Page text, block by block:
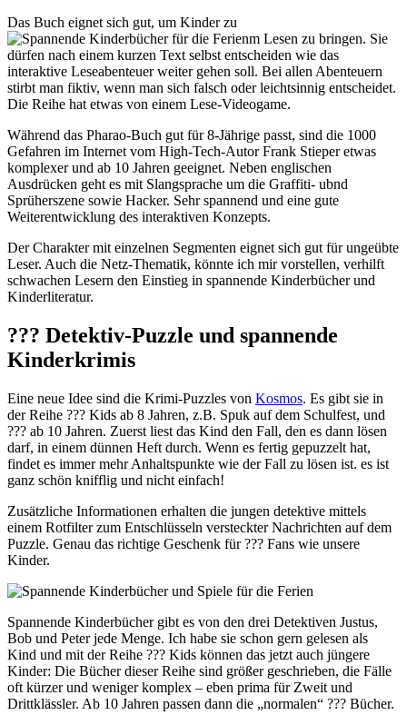
Das Buch eignet sich gut, um Kinder zu
m Lesen zu bringen. Sie
dürfen nach einem kurzen Text selbst entscheiden wie das
interaktive Leseabenteuer weiter gehen soll. Bei allen Abenteuern
stirbt man fiktiv, wenn man sich falsch oder leichtsinnig entscheidet.
Die Reihe hat etwas von einem Lese-Videogame.
Während das Pharao-Buch gut für 8-Jährige passt, sind die 1000
Gefahren im Internet vom High-Tech-Autor Frank Stieper etwas
komplexer und ab 10 Jahren geeignet. Neben englischen
Ausdrücken geht es mit Slangsprache um die Graffiti- ubnd
Sprüherszene sowie Hacker. Sehr spannend und eine gute
Weiterentwicklung des interaktiven Konzepts.
Der Charakter mit einzelnen Segmenten eignet sich gut für ungeübte
Leser. Auch die Netz-Thematik, könnte ich mir vorstellen, verhilft
schwachen Lesern den Einstieg in spannende Kinderbücher und
Kinderliteratur.
??? Detektiv-Puzzle und spannende
Kinderkrimis
Eine neue Idee sind die Krimi-Puzzles von Kosmos. Es gibt sie in
der Reihe ??? Kids ab 8 Jahren, z.B. Spuk auf dem Schulfest, und
??? ab 10 Jahren. Zuerst liest das Kind den Fall, den es dann lösen
darf, in einem dünnen Heft durch. Wenn es fertig gepuzzelt hat,
findet es immer mehr Anhaltspunkte wie der Fall zu lösen ist. es ist
ganz schön knifflig und nicht einfach!
Zusätzliche Informationen erhalten die jungen detektive mittels
einem Rotfilter zum Entschlüsseln versteckter Nachrichten auf dem
Puzzle. Genau das richtige Geschenk für ??? Fans wie unsere
Kinder.
Spannende Kinderbücher gibt es von den drei Detektiven Justus,
Bob und Peter jede Menge. Ich habe sie schon gern gelesen als
Kind und mit der Reihe ??? Kids können das jetzt auch jüngere
Kinder: Die Bücher dieser Reihe sind größer geschrieben, die Fälle
oft kürzer und weniger komplex – eben prima für Zweit und
Drittklässler. Ab 10 Jahren passen dann die „normalen“ ??? Bücher.